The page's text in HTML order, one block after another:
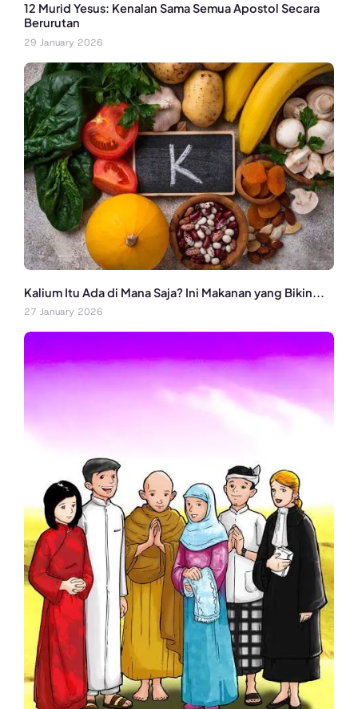
12 Murid Yesus: Kenalan Sama Semua Apostol Secara
Berurutan
29 January 2026
Kalium Itu Ada di Mana Saja? Ini Makanan yang Bikin...
27 January 2026